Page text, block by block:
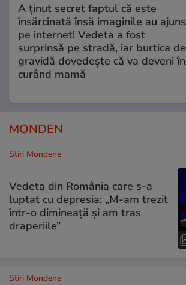
A ținut secret faptul că este
însărcinată însă imaginile au ajuns
pe internet! Vedeta a fost
surprinsă pe stradă, iar burtica de
gravidă dovedește că va deveni în
curând mamă
MONDEN
Stiri Mondene
Vedeta din România care s-a
luptat cu depresia: „M-am trezit
într-o dimineață și am tras
draperiile”
Stiri Mondene